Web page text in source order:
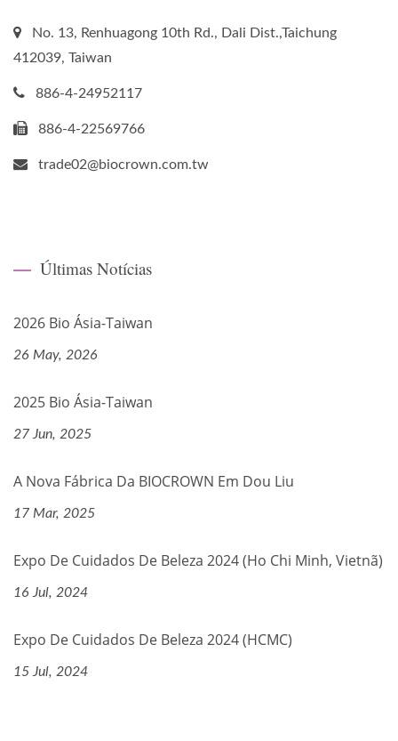
No. 13, Renhuagong 10th Rd., Dali Dist.,Taichung
412039, Taiwan
886-4-24952117
886-4-22569766
trade02@biocrown.com.tw
Últimas Notícias
2026 Bio Ásia-Taiwan
26 May, 2026
2025 Bio Ásia-Taiwan
27 Jun, 2025
A Nova Fábrica Da BIOCROWN Em Dou Liu
17 Mar, 2025
Expo De Cuidados De Beleza 2024 (Ho Chi Minh, Vietnã)
16 Jul, 2024
Expo De Cuidados De Beleza 2024 (HCMC)
15 Jul, 2024